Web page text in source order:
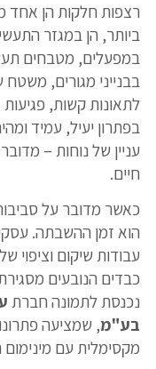
רצפות חלקות הן אחד
ביותר, הן במגזר
במפעלים, מטבחים
בבנייני מגורים, משטח
לתאונות קשות, פגיעות
בפתרון יעיל, עמיד
עניין של נוחות –
חיים.
כאשר מדובר על
הוא זמן ההשבתה.
עבודות שיקום
כבדים הנובעים מסגירת
נכנסת לתמונה חברת
בע"מ, שמציעה
מקסימלית עם